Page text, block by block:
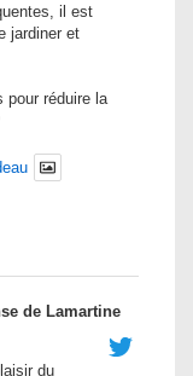
il est
jardiner et
pour réduire la
de Lamartine
du